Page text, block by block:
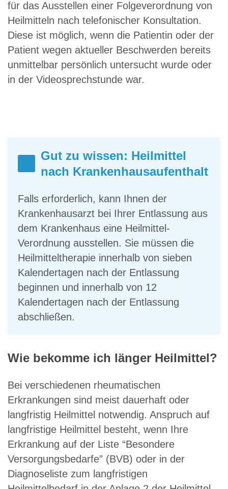
für das Ausstellen einer Folgeverordnung von
Heilmitteln nach telefonischer Konsultation.
Diese ist möglich, wenn die Patientin oder der
Patient wegen aktueller Beschwerden bereits
unmittelbar persönlich untersucht wurde oder
in der Videosprechstunde war.
Gut zu wissen: Heilmittel
nach Krankenhausaufenthalt
Falls erforderlich, kann Ihnen der
Krankenhausarzt bei Ihrer Entlassung aus
dem Krankenhaus eine Heilmittel-
Verordnung ausstellen. Sie müssen die
Heilmitteltherapie innerhalb von sieben
Kalendertagen nach der Entlassung
beginnen und innerhalb von 12
Kalendertagen nach der Entlassung
abschließen.
Wie bekomme ich länger Heilmittel?
Bei verschiedenen rheumatischen
Erkrankungen sind meist dauerhaft oder
langfristig Heilmittel notwendig. Anspruch auf
langfristige Heilmittel besteht, wenn Ihre
Erkrankung auf der Liste “Besondere
Versorgungsbedarfe” (BVB) oder in der
Diagnoseliste zum langfristigen